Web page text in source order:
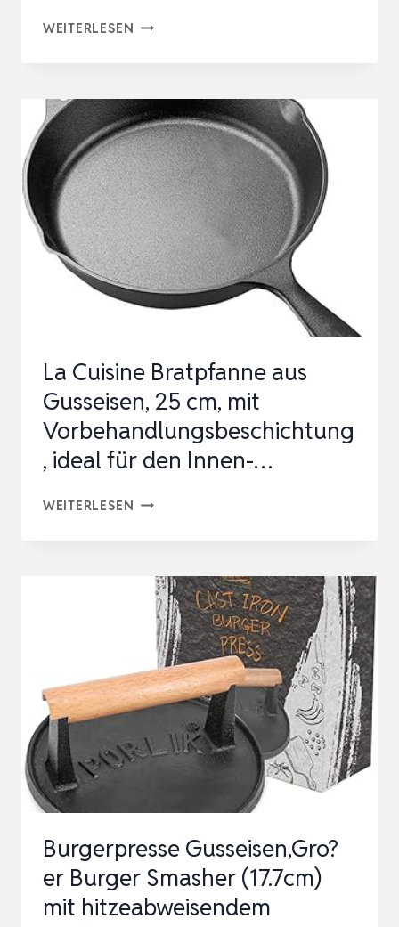
WEITERLESEN IRON
–
NATÜRLICHES
EISENPRÄPARAT
BEI
ANÄMIE
&
EISENMANGEL
|
La Cuisine Bratpfanne aus
Gusseisen, 25 cm, mit
Vorbehandlungsbeschichtung
, ideal für den Innen-…
WEITERLESEN LA
AUS
GUSSEISEN,
CM,
MIT
VORBEHANDLUNGSBESCHICHTUNG,
IDEAL
…
Burgerpresse Gusseisen,Gro?
er Burger Smasher (17.7cm)
mit hitzeabweisendem